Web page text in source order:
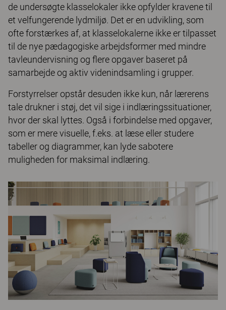
de undersøgte klasselokaler ikke opfylder kravene til
et velfungerende lydmiljø. Det er en udvikling, som
ofte forstærkes af, at klasselokalerne ikke er tilpasset
til de nye pædagogiske arbejdsformer med mindre
tavleundervisning og flere opgaver baseret på
samarbejde og aktiv videnindsamling i grupper.
Forstyrrelser opstår desuden ikke kun, når lærerens
tale drukner i støj, det vil sige i indlæringssituationer,
hvor der skal lyttes. Også i forbindelse med opgaver,
som er mere visuelle, f.eks. at læse eller studere
tabeller og diagrammer, kan lyde sabotere
muligheden for maksimal indlæring.